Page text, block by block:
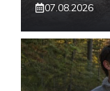
07.08.2026